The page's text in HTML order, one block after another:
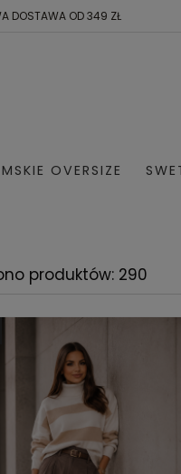
DOSTAWA OD 349 ZŁ
OVERSIZE
SUKIENKI NA
produktów: 290